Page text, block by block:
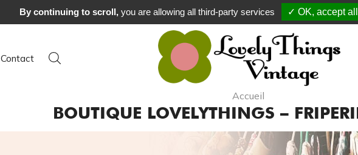
Commande expédiée
Contact
Accueil
BOUTIQUE LOVELYTHINGS –
By continuing to scroll,you are allowing all third-party services ✓ OK, accept all